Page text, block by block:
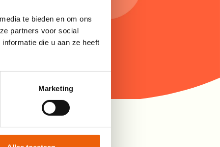
te bieden en om ons
partners voor social
die u aan ze heeft
Marketing